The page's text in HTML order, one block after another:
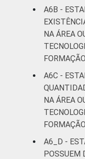
A6B -
NA ÁREA
A6C -
NA ÁREA
A6_D -
POSSUEM